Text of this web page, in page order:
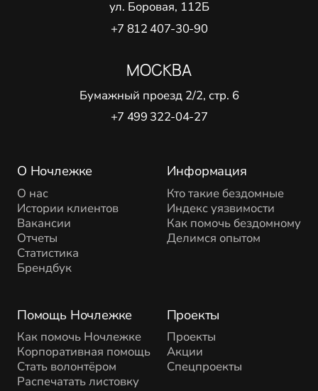
О Ночлежке
О нас
Истории клиентов
Вакансии
Отчеты
Статистика
Брендбук
Помощь Ночлежке
Как помочь Ночлежке
Корпоративная помощь
Стать волонтёром
Распечатать листовку
Проекты
Проекты
Акции
Спецпроекты
Информация
Кто такие бездомные
Индекс уязвимости
Как помочь бездомному
Делимся опытом
ул. Боровая, 112Б
+7 812 407-30-90
МОСКВА
Бумажный проезд 2/2, стр. 6
+7 499 322-04-27